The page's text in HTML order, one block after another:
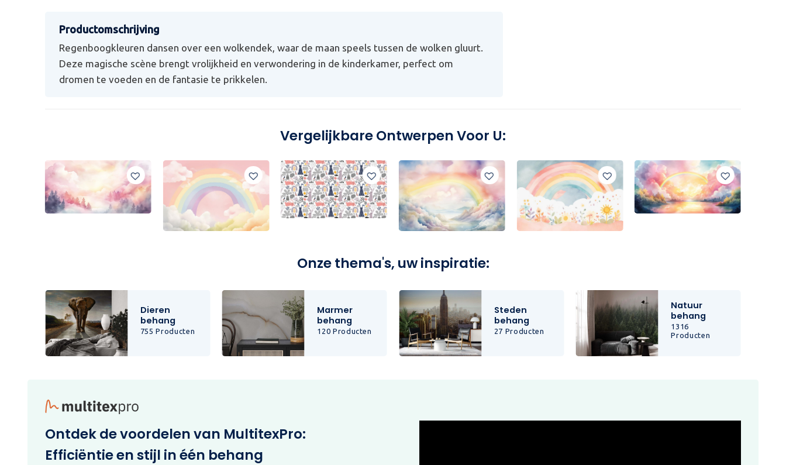
Regenboogkleuren dansen over een wolkendek, waar de maan speels tussen de wolken gluurt.
Deze magische scène brengt vrolijkheid en verwondering in de kinderkamer, perfect om
dromen te voeden en de fantasie te prikkelen.
Vergelijkbare Ontwerpen Voor U:
Onze thema's, uw inspiratie:
Dieren
behang
755 Producten
Marmer
behang
120 Producten
Steden
behang
27 Producten
Natuur
behang
1316
Producten
Ontdek de voordelen van MultitexPro:
Efficiëntie en stijl in één behang